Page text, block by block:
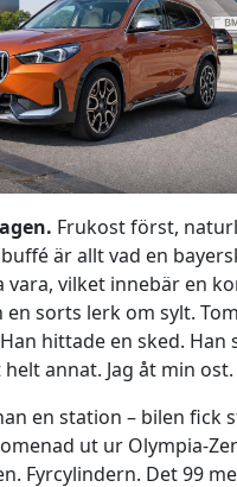
Frukost först,
är allt vad en
vilket innebär en
en sorts lerk om sylt.
hittade en sked. Han
annat. Jag åt min ost.
en station – bilen fick
ut ur Olympia-
Fyrcylindern. Det 99